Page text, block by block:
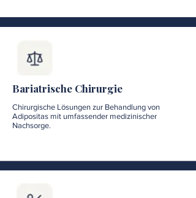
Bariatrische Chirurgie
Chirurgische Lösungen zur Behandlung von
Adipositas mit umfassender medizinischer
Nachsorge.